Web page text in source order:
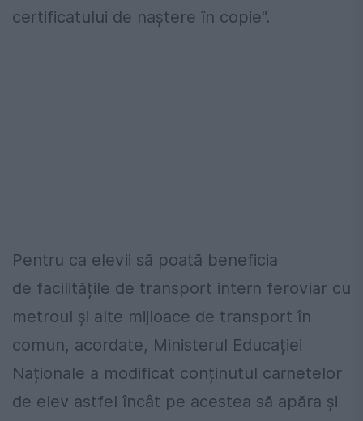
certificatului de naștere în copie".
Pentru ca elevii să poată beneficia
de facilitățile de transport intern feroviar cu
metroul și alte mijloace de transport în
comun, acordate, Ministerul Educației
Naționale a modificat conținutul carnetelor
de elev astfel încât pe acestea să apăra și